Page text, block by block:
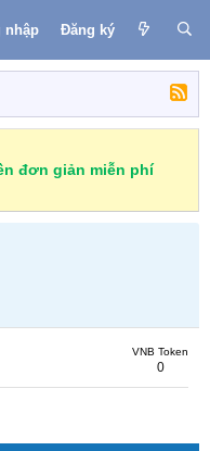
nhập Đăng ký
đơn giản miễn phí
VNB Token
0